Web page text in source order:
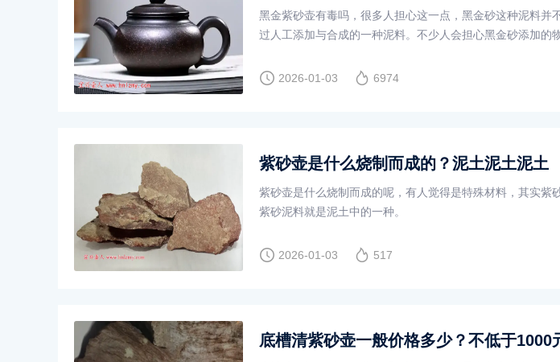
黑金紫砂壶有毒吗，很多人担心这一点，黑金砂这种泥料并
过人工添加与合成的一种泥料。不少人会担心黑金砂添加的
2026-01-03
6974
紫砂壶是什么烧制而成的？泥土泥土泥土
紫砂壶是什么烧制而成的呢，有人觉得是特殊材料，其实紫
紫砂泥料就是泥土中的一种。
2026-01-03 517
底槽清紫砂壶一般价格多少？不低于1000